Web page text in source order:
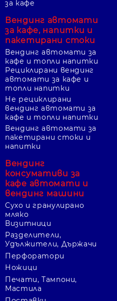
за кафе
Вендинг автомати
за кафе, напитки и
пакетирани стоки
Вендинг автомати за
кафе и топли напитки
Рециклирани вендинг
автомати за кафе и
топли напитки
Не рециклирани
вендинг автомати за
кафе и топли напитки
Вендинг автомати за
пакетирани стоки и
напитки
Вендинг
консумативи за
кафе автомати и
вендинг машини
Сухо и гранулирано
мляко
Визитници
Разделители,
Удължители, Държачи
Перфоратори
Ножици
Печати, Тампони,
Мастила